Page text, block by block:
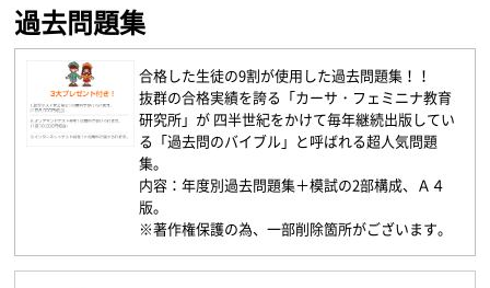
過去問題集
合格した生徒の9割が使用した過去問題集！！
抜群の合格実績を誇る「カーサ・フェミニナ教育
研究所」が 四半世紀をかけて毎年継続出版してい
る「過去問のバイブル」と呼ばれる超人気問題
集。
内容：年度別過去問題集＋模試の2部構成、Ａ４
版。
※著作権保護の為、一部削除箇所がございます。